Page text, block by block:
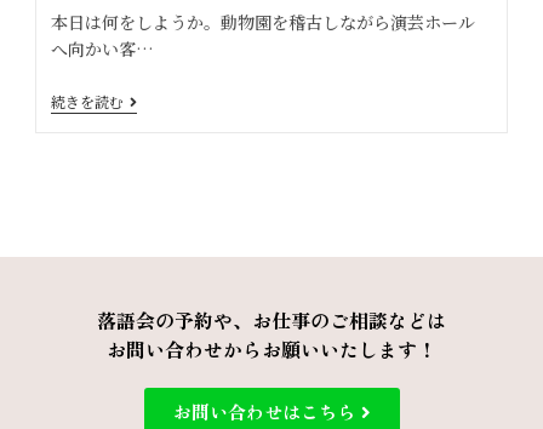
本日は何をしようか。動物園を稽古しながら演芸ホール
へ向かい客…
続きを読む
落語会の予約や、お仕事のご相談などは
お問い合わせからお願いいたします！
お問い合わせはこちら